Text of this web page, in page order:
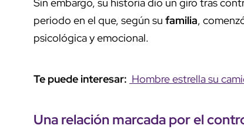
periodo en el que, según su familia,
psicológica y emocional.
Te puede interesar: Hombre estrella su
Unarelación marcadapor el